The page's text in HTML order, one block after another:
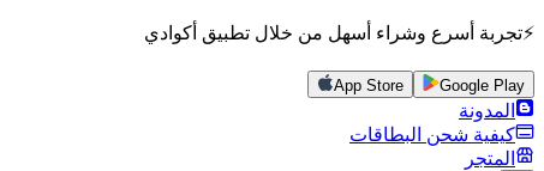
⚡تجربة أسرع وشراء أسهل من خلال تطبيق أكوادي
Google Play
App Store
المدونة
كيفية شحن البطاقات
المتجر